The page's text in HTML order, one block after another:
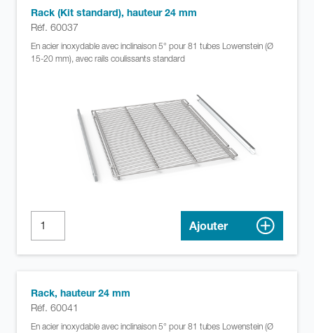
Rack (Kit standard), hauteur 24 mm
Réf. 60037
En acier inoxydable avec inclinaison 5° pour 81 tubes Lowenstein (Ø
15-20 mm), avec rails coulissants standard
Ajouter
Rack, hauteur 24 mm
Réf. 60041
En acier inoxydable avec inclinaison 5° pour 81 tubes Lowenstein (Ø